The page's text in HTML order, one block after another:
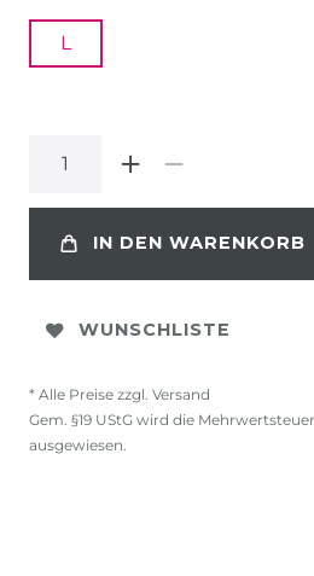
L
IN DEN WARENKORB
WUNSCHLISTE
* Alle Preise zzgl. Versand
Gem. §19 UStG wird die
ausgewiesen.